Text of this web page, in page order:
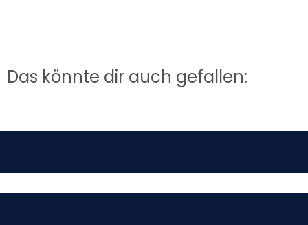
Das könnte dir auch gefallen: